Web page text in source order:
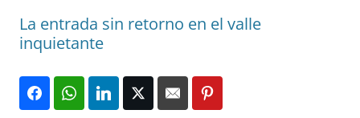
La entrada sin retorno en el valle
inquietante